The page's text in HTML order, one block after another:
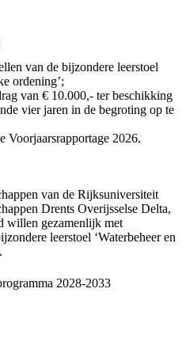
van de bijzondere leerstoel
ordening’;
van € 10.000,- ter beschikking
vier jaren in de begroting op te
Voorjaarsrapportage 2026.
van de Rijksuniversiteit
Drents Overijsselse Delta,
willen gezamenlijk met
leerstoel ‘Waterbeheer en
2028-2033